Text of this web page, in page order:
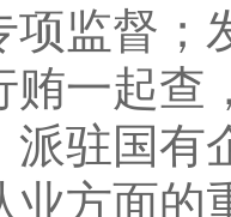
项监督；
贿一起查
派驻国有
业方面的